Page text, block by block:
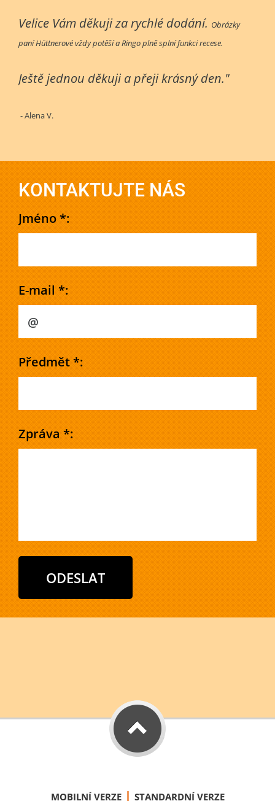
Velice Vám děkuji za rychlé dodání. Obrázky
paní Hüttnerové vždy potěší a Ringo plně splní funkci recese.
Ještě jednou děkuji a přeji krásný den."
- Alena V.
KONTAKTUJTE NÁS
Jméno *:
E-mail *:
Předmět *:
Zpráva *:
MOBILNÍ VERZE | STANDARDNÍ VERZE